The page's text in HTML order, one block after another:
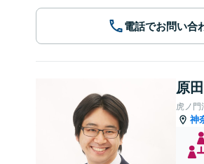
電話でお問い合
原
虎ノ門
神